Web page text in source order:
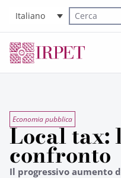
Italiano
Cerca nel sito
Economia pubblica
Local tax:
confronto
Il progressivo aumento